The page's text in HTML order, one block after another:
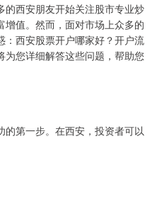
的西安朋友开始关注股市专业炒
增值。然而，面对市场上众多的
：西安股票开户哪家好？开户流
您详细解答这些问题，帮助您
第一步。在西安，投资者可以